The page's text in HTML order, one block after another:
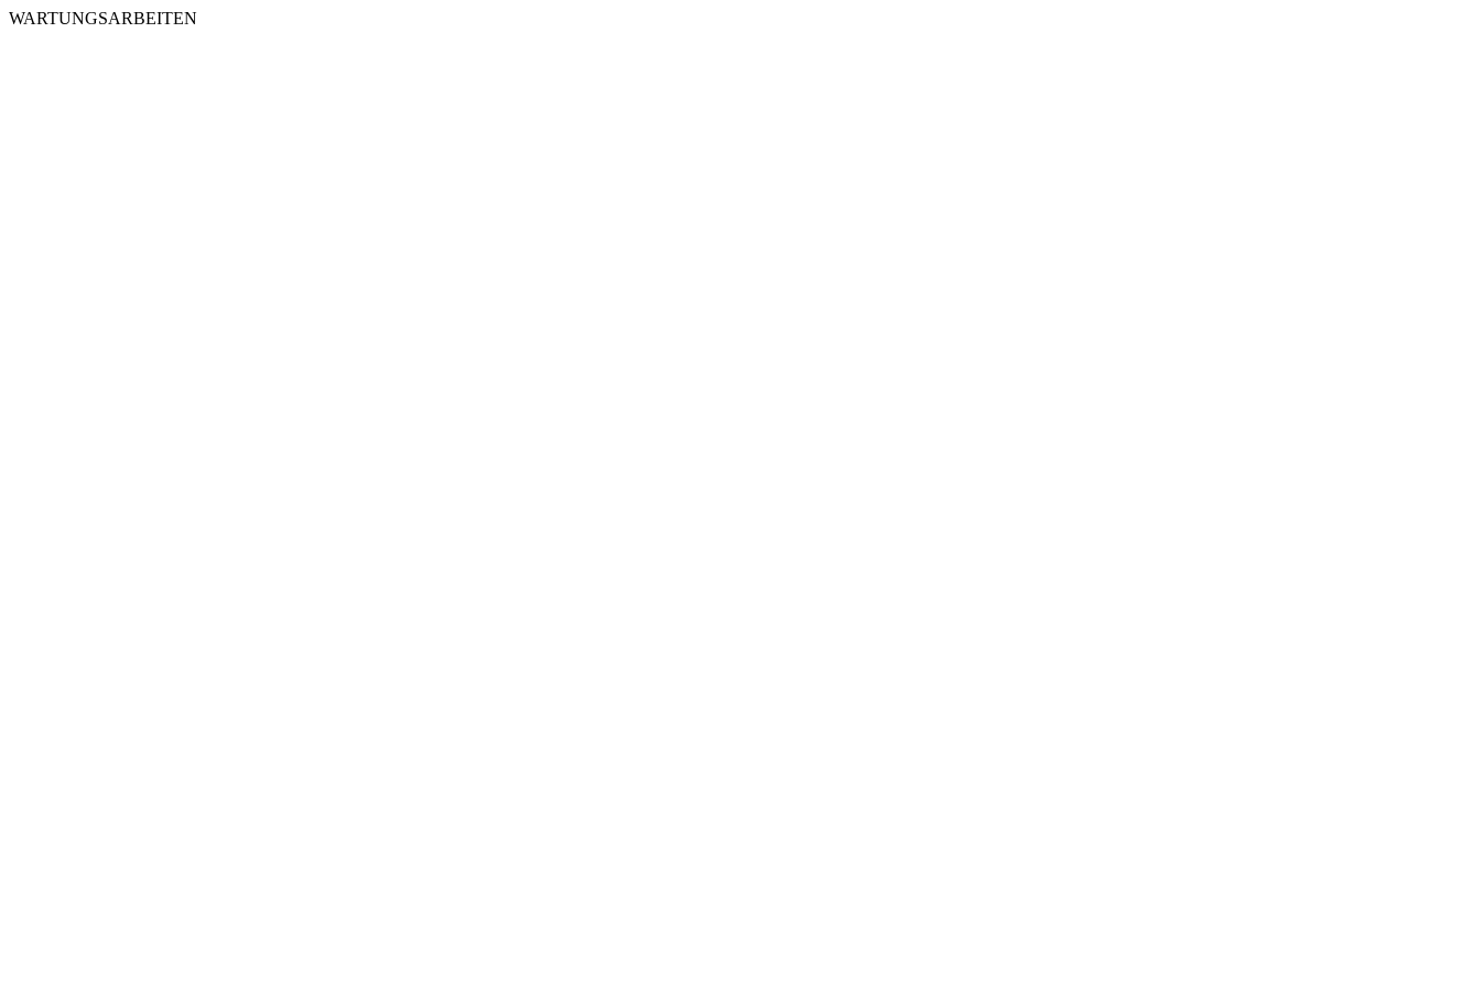
WARTUNGSARBEITEN